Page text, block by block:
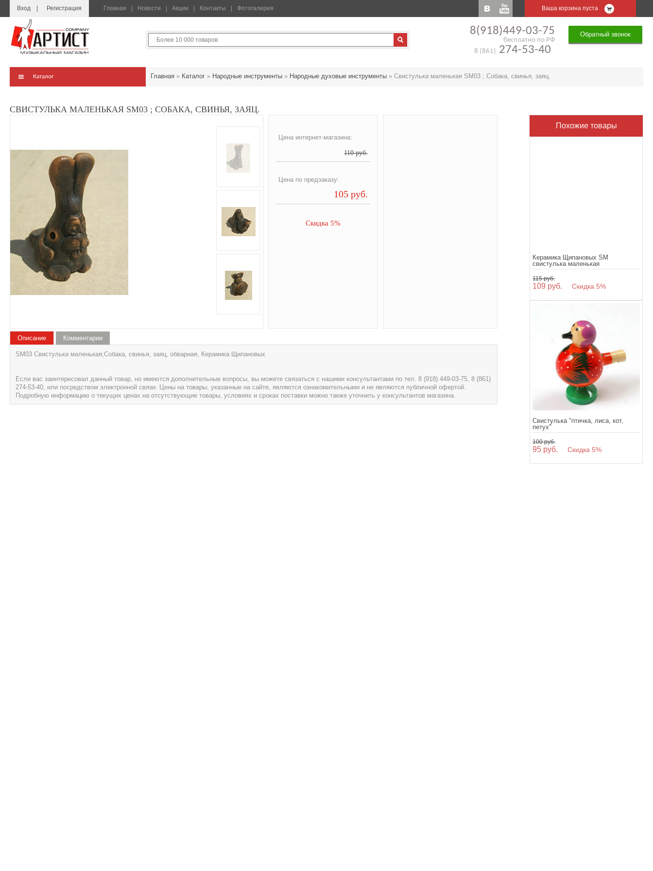
Вход Регистрация Главная Новости Акции Контакты Фотогалерея Ваша корзина пуста
8(918)449-03-75
бесплатно по РФ
8 (861) 274-53-40
Обратный звонок
Каталог Главная » Каталог » Народные инструменты » Народные духовые инструменты » Свистулька маленькая SM03 ; Собака, свинья, заяц.
СВИСТУЛЬКА МАЛЕНЬКАЯ SM03 ; СОБАКА, СВИНЬЯ, ЗАЯЦ.
Цена интернет-магазина:
110 руб.
Цена по предзаказу:
105 руб.
Скидка 5%
Похожие товары
Керамика Щипановых SM
свистулька маленькая
115 руб.
109 руб. Скидка 5%
Свистулька "птичка, лиса, кот,
петух"
100 руб.
95 руб. Скидка 5%
Описание
SM03 Свистулька маленькая;Собака, свинья, заяц, обварная, Керамика Щипановых
Если вас заинтересовал данный товар, но имеются дополнительные вопросы, вы можете связаться с нашими консультантами по тел. 8 (918) 449-03-75, 8 (861)
274-53-40, или посредством электронной связи. Цены на товары, указанные на сайте, являются ознакомительными и не являются публичной офертой.
Подробную информацию о текущих ценах на отсутствующие товары, условиях и сроках поставки можно также уточнить у консультантов магазина.
Комментарии